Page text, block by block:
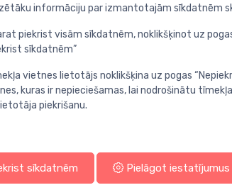
informāciju par izmantotajām sīkdatnēm
piekrist visām sīkdatnēm, noklikšķinot uz
sīkdatnēm”
vietnes lietotājs noklikšķina uz pogas
kuras ir nepieciešamas, lai nodrošinātu
piekrišanu.
sīkdatnēm Pielāgot iestatījumus